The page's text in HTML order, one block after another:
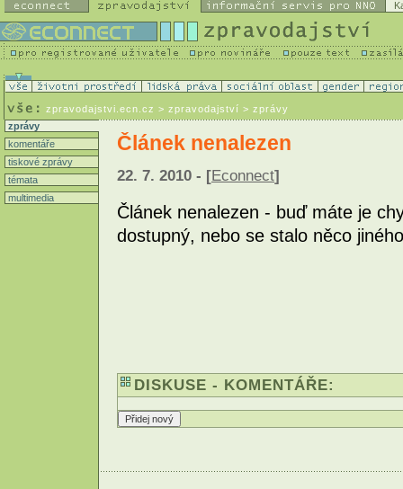
zpravodajstvi.ecn.cz > zpravodajství > zprávy
zprávy
komentáře
tiskové zprávy
témata
multimedia
Článek nenalezen
22. 7. 2010 - [Econnect]
Článek nenalezen - buď máte je
dostupný, nebo
DISKUSE - KOMENTÁŘE: